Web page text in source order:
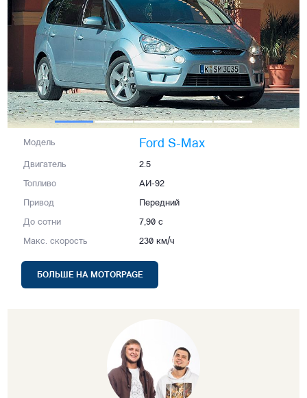
Модель Ford S-Max
Двигатель 2.5
Топливо АИ-92
Привод Передний
До сотни 7,90 с
Макс. скорость 230 км/ч
БОЛЬШЕ НА MOTORPAGE